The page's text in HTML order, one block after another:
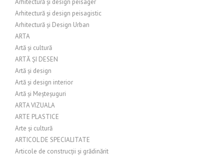
Arhitectură și design peisager
Arhitectură și design peisagistic
Arhitectură și Design Urban
ARTA
Artă și cultură
ARTĂ ȘI DESEN
Artă și design
Artă și design interior
Artă și Meșteșuguri
ARTA VIZUALA
ARTE PLASTICE
Arte și cultură
ARTICOL DE SPECIALITATE
Articole de construcții și grădinărit